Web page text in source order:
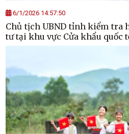
6/1/2026 14:57:50
Chủ tịch UBND tỉnh kiểm tra
tư tại khu vực Cửa khẩu quốc